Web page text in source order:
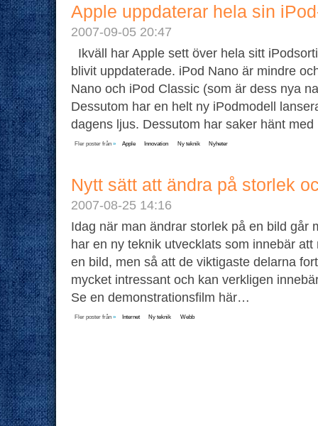
Apple uppdaterar hela sin
2007-09-05 20:47
Ikväll har Apple sett över hela sitt
blivit uppdaterade. iPod Nano är mindre
Nano och iPod Classic (som är dess nya
Dessutom har en helt ny iPodmodell
dagens ljus. Dessutom har saker hänt
Fler poster från » Apple Innovation Ny teknik Nyheter
Nytt sätt att ändra på storlek
2007-08-25 14:16
Idag när man ändrar storlek på en bild går
har en ny teknik utvecklats som innebär
en bild, men så att de viktigaste delarna
mycket intressant och kan verkligen
Se en demonstrationsfilm här…
Fler poster från » Internet Ny teknik Webb